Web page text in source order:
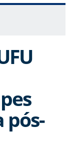
pós-